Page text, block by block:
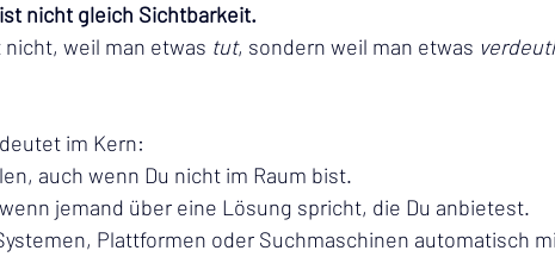
nicht gleich Sichtbarkeit.
weil man etwas tut, sondern weil man etwas
im Kern:
auch wenn Du nicht im Raum bist.
jemand über eine Lösung spricht, die Du anbietest.
Plattformen oder Suchmaschinen automatisch